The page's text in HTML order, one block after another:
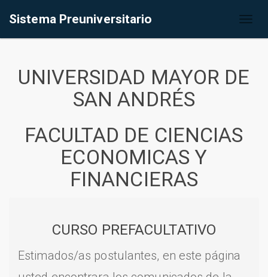
Sistema Preuniversitario
UNIVERSIDAD MAYOR DE
SAN ANDRÉS
FACULTAD DE CIENCIAS
ECONOMICAS Y
FINANCIERAS
CURSO PREFACULTATIVO
Estimados/as postulantes, en este página